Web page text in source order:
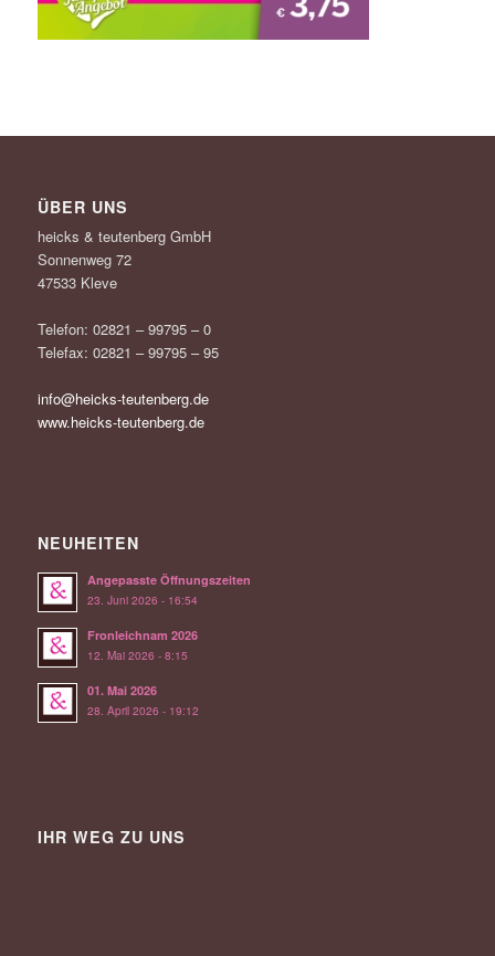
ÜBER UNS
heicks & teutenberg GmbH
Sonnenweg 72
47533 Kleve
Telefon: 02821 – 99795 – 0
Telefax: 02821 – 99795 – 95
info@heicks-teutenberg.de
www.heicks-teutenberg.de
NEUHEITEN
Angepasste Öffnungszeiten
23. Juni 2026 - 16:54
Fronleichnam 2026
12. Mai 2026 - 8:15
01. Mai 2026
28. April 2026 - 19:12
IHR WEG ZU UNS